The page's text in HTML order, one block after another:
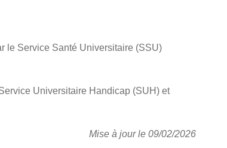
le Service Santé Universitaire (SSU)
Universitaire Handicap (SUH) et
Mise à jour le 09/02/2026